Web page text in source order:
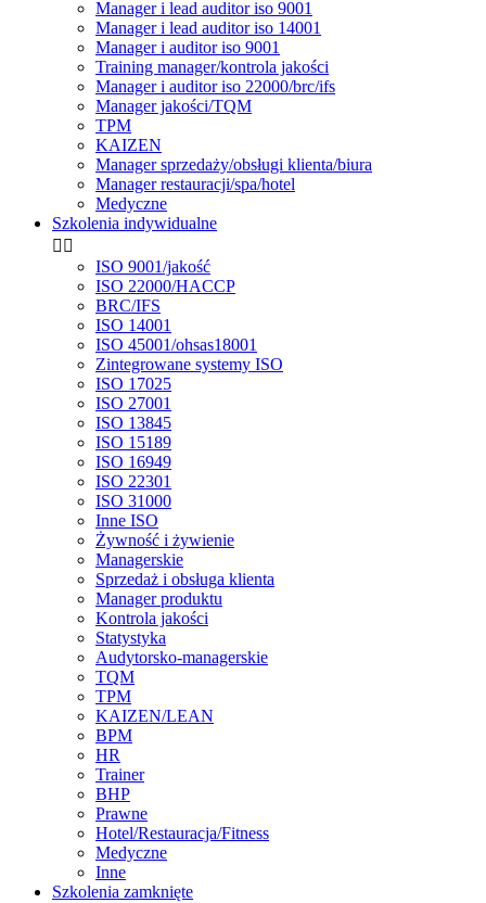
Manager i lead auditor iso 9001
Manager i lead auditor iso 14001
Manager i auditor iso 9001
Training manager/kontrola jakości
Manager i auditor iso 22000/brc/ifs
Manager jakości/TQM
TPM
KAIZEN
Manager sprzedaży/obsługi klienta/biura
Manager restauracji/spa/hotel
Medyczne
Szkolenia indywidualne
 
ISO 9001/jakość
ISO 22000/HACCP
BRC/IFS
ISO 14001
ISO 45001/ohsas18001
Zintegrowane systemy ISO
ISO 17025
ISO 27001
ISO 13845
ISO 15189
ISO 16949
ISO 22301
ISO 31000
Inne ISO
Żywność i żywienie
Managerskie
Sprzedaż i obsługa klienta
Manager produktu
Kontrola jakości
Statystyka
Audytorsko-managerskie
TQM
TPM
KAIZEN/LEAN
BPM
HR
Trainer
BHP
Prawne
Hotel/Restauracja/Fitness
Medyczne
Inne
Szkolenia zamknięte